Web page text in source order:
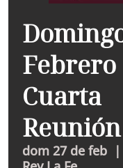
Febrero
Cuarta
Reunión
dom 27 de feb
  |